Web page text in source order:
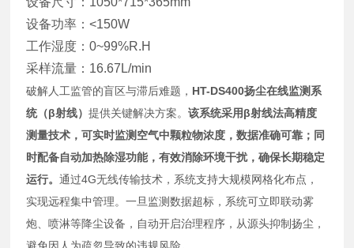
设备功率：<150W
工作湿度：0~99%R.H
采样流量：16.67L/min
破解人工监管的盲区与滞后难题， HT-DS400扬尘在线监测系
统（β射线）提供关键解决方案。该系统采用β射线法高精度
测量技术，可实时监测空气中颗粒物浓度，数据准确可靠；同
时配备自动加热除湿功能，有效消除环境干扰，确保长期稳定
运行。通过4G无线传输技术，系统支持大规模网格化布点，
实现远程集中管理。一旦监测数据超标，系统可立即联动雾
炮、喷淋等降尘设备，自动开启治理程序，从源头抑制扬尘，
避免因人为疏忽导致的违规风险。